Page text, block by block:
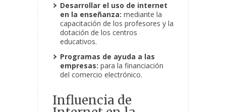
Desarrollar el uso de internet
en la enseñanza: mediante la
capacitación de los profesores y la
dotación de los centros
educativos.
Programas de ayuda a las
empresas: para la financiación
del comercio electrónico.
Influencia de